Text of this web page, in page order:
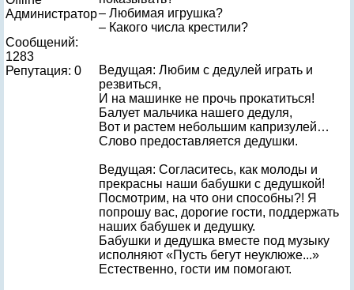
Администратор
Сообщений:
1283
Репутация: 0
– Любимая игрушка?
– Какого числа крестили?
Ведущая: Любим с дедулей играть и
резвиться,
И на машинке не прочь прокатиться!
Балует мальчика нашего дедуля,
Вот и растем небольшим капризулей…
Слово предоставляется дедушки.
Ведущая: Согласитесь, как молоды и
прекрасны наши бабушки с дедушкой!
Посмотрим, на что они способны?! Я
попрошу вас, дорогие гости, поддержать
наших бабушек и дедушку.
Бабушки и дедушка вместе под музыку
исполняют «Пусть бегут неуклюже...»
Естественно, гости им помогают.